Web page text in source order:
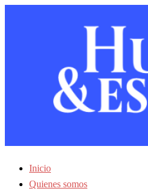
Inicio
Quienes somos